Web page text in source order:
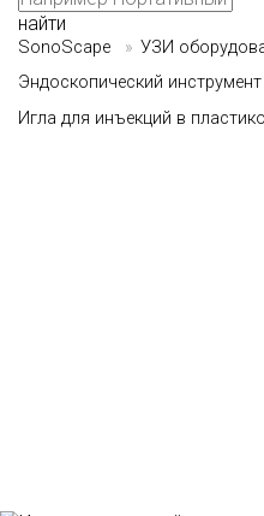
найти
SonoScape » УЗИ
Эндоскопический инструмент
Игла для инъекций в